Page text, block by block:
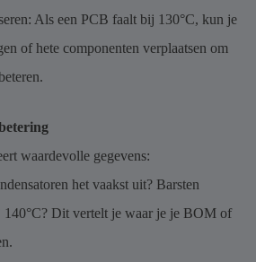
Als een PCB faalt bij 130°C, kun je
of hete componenten verplaatsen om
waardevolle gegevens:
het vaakst uit? Barsten
140°C? Dit vertelt je waar je je BOM of